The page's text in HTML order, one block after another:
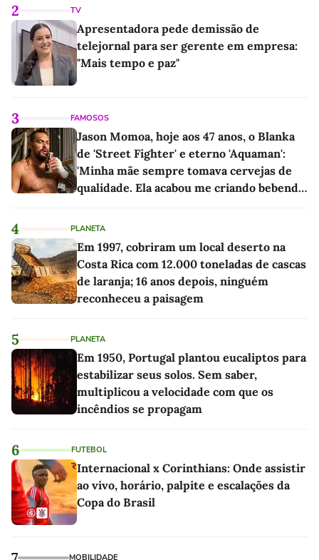
2 TV
Apresentadora pede demissão de
telejornal para ser gerente em empresa:
"Mais tempo e paz"
3 FAMOSOS
Jason Momoa, hoje aos 47 anos, o Blanka
de 'Street Fighter' e eterno 'Aquaman':
'Minha mãe sempre tomava cervejas de
qualidade. Ela acabou me criando bebendo
4 PLANETA
Em 1997, cobriram um local deserto na
Costa Rica com 12.000 toneladas de cascas
de laranja; 16 anos depois, ninguém
reconheceu a paisagem
5 PLANETA
Em 1950, Portugal plantou eucaliptos para
estabilizar seus solos. Sem saber,
multiplicou a velocidade com que os
incêndios se propagam
6 FUTEBOL
Internacional x Corinthians: Onde assistir
ao vivo, horário, palpite e escalações da
Copa do Brasil
MOBILIDADE